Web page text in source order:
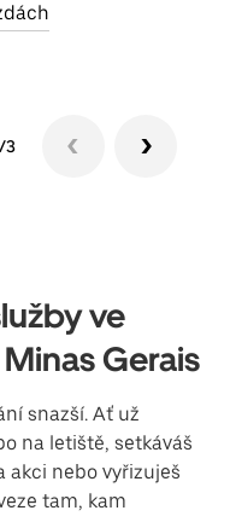
3
ve
Gerais
snazší. Ať už
na letiště, setkáváš
akci nebo vyřizuješ
tam, kam